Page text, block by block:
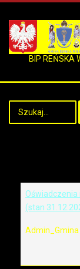
BIP REŃSKA
Oświadczenia
(stan
Admin_Gmina